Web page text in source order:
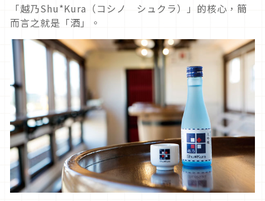
「越乃Shu*Kura（コシノ シュクラ）」的核心，簡
而言之就是「酒」。